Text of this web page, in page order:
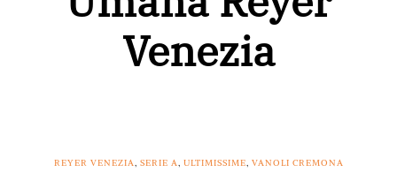
Venezia
REYER VENEZIA, SERIE A, ULTIMISSIME, VANOLI CREMONA